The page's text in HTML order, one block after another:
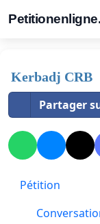
Kerbadj CRB
Partager
Pétition